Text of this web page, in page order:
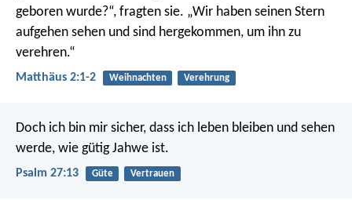
geboren wurde?“, fragten sie. „Wir haben seinen Stern
aufgehen sehen und sind hergekommen, um ihn zu
verehren.“
Matthäus 2:1-2 Weihnachten Verehrung
Doch ich bin mir sicher, dass ich leben bleiben und sehen
werde, wie gütig Jahwe ist.
Psalm 27:13 Güte Vertrauen